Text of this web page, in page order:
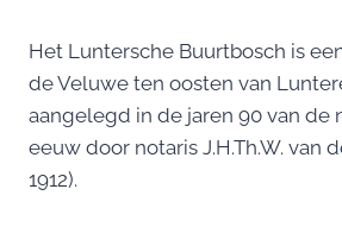
Het Luntersche Buurtbosch is
de Veluwe ten oosten van
aangelegd in de jaren 90 van de
eeuw door notaris J.H.Th.W. van
1912).